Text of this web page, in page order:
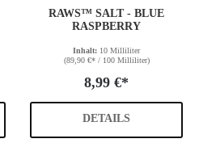
RAWS™ SALT - BLUE
RASPBERRY
Inhalt: 10 Milliliter
(89,90 €* / 100 Milliliter)
8,99 €*
DETAILS